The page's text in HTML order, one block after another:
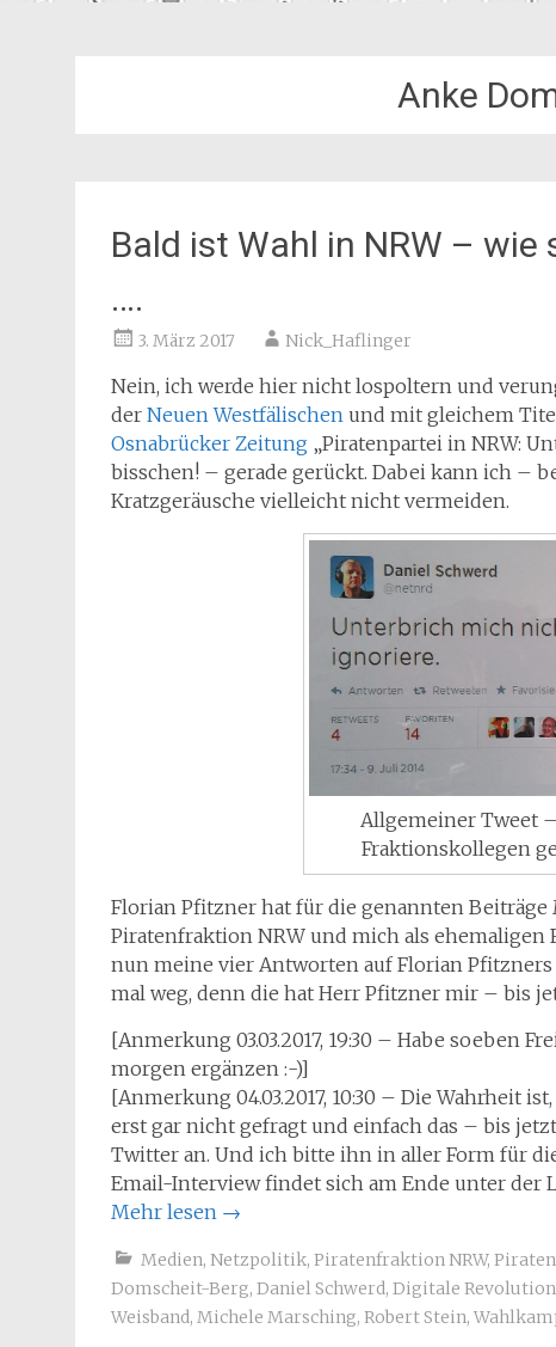
Anke
Bald ist Wahl in NRW –
….
3. März 2017 Nick_Haflinger
Nein, ich werde hier nicht lospoltern und
der Neuen Westfälischen und mit gleichem
Osnabrücker Zeitung „Piratenpartei in NRW:
bisschen! – gerade gerückt. Dabei kann ich –
Kratzgeräusche vielleicht nicht vermeiden.
Allgemeiner Tweet
Fraktionskollegen
Florian Pfitzner hat für die genannten
Piratenfraktion NRW und mich als
nun meine vier Antworten auf Florian Pfitzners
mal weg, denn die hat Herr Pfitzner mir – bis
[Anmerkung 03.03.2017, 19:30 – Habe soeben
morgen ergänzen :-)]
[Anmerkung 04.03.2017, 10:30 – Die Wahrheit
erst gar nicht gefragt und einfach das – bis
Twitter an. Und ich bitte ihn in aller Form für
Email-Interview findet sich am Ende unter der
Mehr lesen →
Medien, Netzpolitik, Piratenfraktion NRW,
Domscheit-Berg, Daniel Schwerd, Digitale Revolution
Weisband, Michele Marsching, Robert Stein,